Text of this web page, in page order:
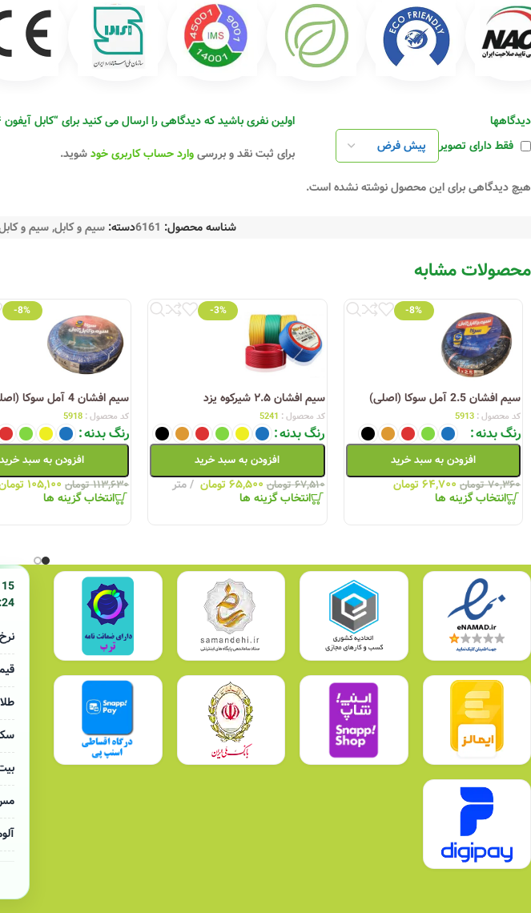
دیدگاهها
فقط دارای تصویر
هیچ دیدگاهی برای این محصول نوشته نشده است.
اولین نفری باشید که دیدگاهی را ارسال می کنید برای “کابل آیفون ۴ زوج ۰.۵ شیرکوه یزد”
برای ثبت نقد و بررسیوارد حساب کاربری خودشوید.
شناسه محصول: 6161دسته: سیم و کابل, سیم و
محصولات مشابه
-8%
سیم افشان 2.5 آمل سوکا (اصلی)
کد محصول : 5913
رنگ بدنه
افزودن به سبد خرید
۷۰,۳۶۰ تومان ۶۴,۷۰۰تومان
انتخاب گزینه ها
-3%
سیم افشان ۲.۵ شیرکوه یزد
کد محصول : 5241
رنگ بدنه
افزودن به سبد خرید
۶۷,۵۱۰ تومان ۶۵,۵۰۰تومان متر
انتخاب گزینه ها
-8%
سیم افشان 4 آمل سوکا (اصلی)
کد محصول : 5918
رنگ بدنه
افزودن به سبد خرید
۱۱۳,۶۳۰ تومان ۱۰۵,۱۰۰
انتخاب گزینه ها
طلای